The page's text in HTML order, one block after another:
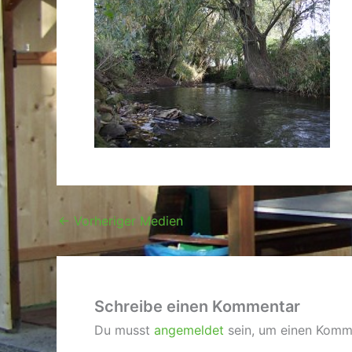
← Vorheriger Medien
Schreibe einen Kommentar
Du musst angemeldet sein, um einen